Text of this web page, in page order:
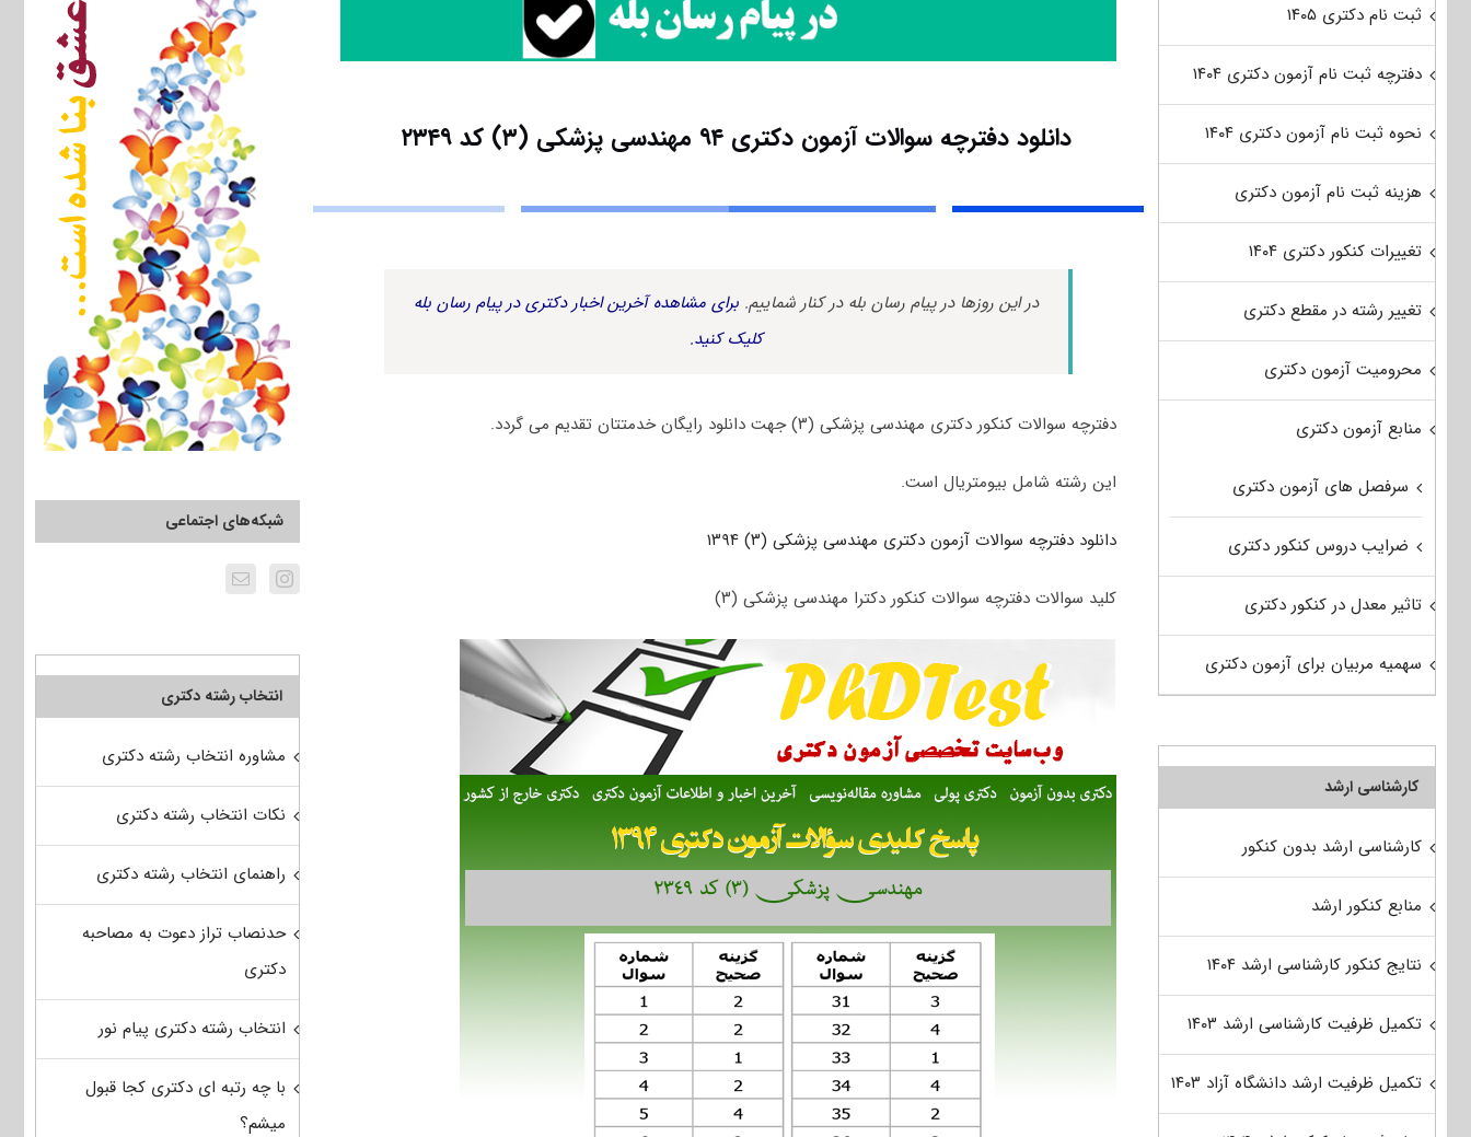
دانلود دفترچه سوالات آزمون دکتری ۹۴ مهندسی پزشکی (۳) کد ۲۳۴۹
در این روزها در پیام رسان بله در کنار شماییم. برای مشاهده آخرین اخبار دکتری در پیام رسان بله
کلیک کنید.
دفترچه سوالات کنکور دکتری مهندسی پزشکی (۳) جهت دانلود رایگان خدمتتان تقدیم می گردد.
این رشته شامل بیومتریال است.
دانلود دفترچه سوالات آزمون دکتری مهندسی پزشکی (۳) ۱۳۹۴
کلید سوالات دفترچه سوالات کنکور دکترا مهندسی پزشکی (۳)
شبکه‌های اجتماعی
انتخاب رشته دکتری
مشاوره انتخاب رشته دکتری
نکات انتخاب رشته دکتری
راهنمای انتخاب رشته دکتری
حدنصاب تراز دعوت به مصاحبه
دکتری
انتخاب رشته دکتری پیام نور
با چه رتبه ای دکتری کجا قبول
میشم؟
ثبت نام دکتری ۱۴۰۵
دفترچه ثبت نام آزمون دکتری ۱۴۰۴
نحوه ثبت نام آزمون دکتری ۱۴۰۴
هزینه ثبت نام آزمون دکتری
تغییرات کنکور دکتری ۱۴۰۴
تغییر رشته در مقطع دکتری
محرومیت آزمون دکتری
منابع آزمون دکتری
سرفصل های آزمون دکتری
ضرایب دروس کنکور دکتری
تاثیر معدل در کنکور دکتری
سهمیه مربیان برای آزمون دکتری
کارشناسی ارشد
کارشناسی ارشد بدون کنکور
منابع کنکور ارشد
نتایج کنکور کارشناسی ارشد ۱۴۰۴
تکمیل ظرفیت کارشناسی ارشد ۱۴۰۳
تکمیل ظرفیت ارشد دانشگاه آزاد ۱۴۰۳